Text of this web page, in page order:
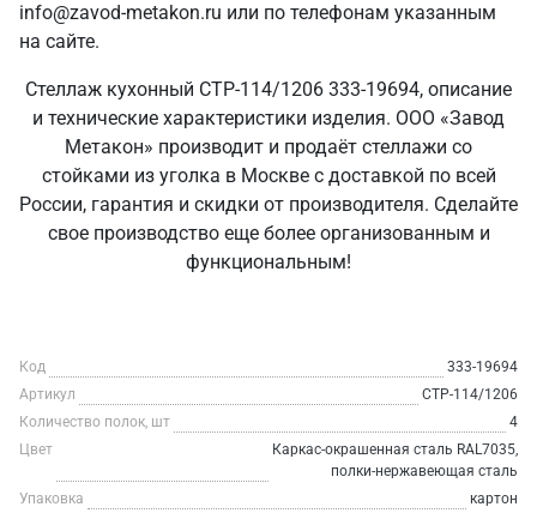
info@zavod-metakon.ru или по телефонам указанным
на сайте.
Стеллаж кухонный СТР-114/1206 333-19694, описание
и технические характеристики изделия. ООО «Завод
Метакон» производит и продаёт стеллажи со
стойками из уголка в Москве с доставкой по всей
России, гарантия и скидки от производителя. Сделайте
свое производство еще более организованным и
функциональным!
Код
333-19694
Артикул
СТР-114/1206
Количество полок, шт
4
Цвет
Каркас-окрашенная сталь RAL7035,
полки-нержавеющая сталь
Упаковка
картон